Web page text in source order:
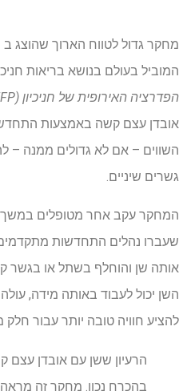
מחקר גדול לטווח הארוך שהוצג ב
המוביל בעולם בנושא בריאות
הפדרציה האירופית של חניכיון (EFP),
השווים – אם לא גדולים ממנה –
גשרים שיניים.
שעברו נהלים התחדשות
אותה שן והוחלף בשתל או בגשר
השן יכול לעבוד באותה מידה,
להציע חוויה טובה יותר עבור חלק
הרעיון ששן עם אובדן עצם
בהכרח נכון. מחקר זה